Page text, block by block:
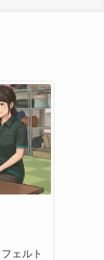
ェルト